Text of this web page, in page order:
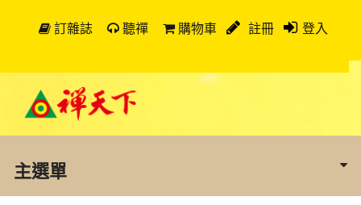
訂雜誌 聽禪 購物車 註冊 登入
主選單